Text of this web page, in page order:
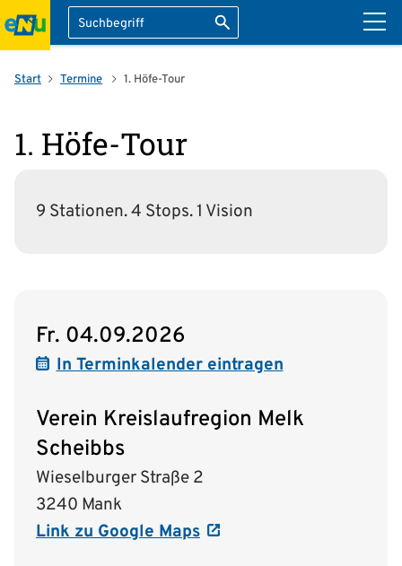
Suche Suche starten
überspringen
Start Termine 1. Höfe-Tour
1. Höfe-Tour
9 Stationen. 4 Stops. 1 Vision
Fr. 04.09.2026
In Terminkalender eintragen
Verein Kreislaufregion Melk
Scheibbs
Wieselburger Straße 2
3240 Mank
Link zu Google Maps